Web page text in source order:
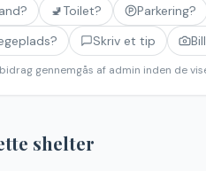
🚽Toilet? Parkering?
Skriv et tip
gennemgås af admin inden de
shelter